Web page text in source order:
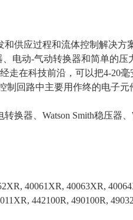
和供应过程和流体控制解决方
电动-气动转换器和简单的压
走在科技前沿，可以把4-20毫
制回路中主要用作终的电子元
换器、Watson Smith稳压器、
40061XR, 40063XR,
442100R, 490100R,